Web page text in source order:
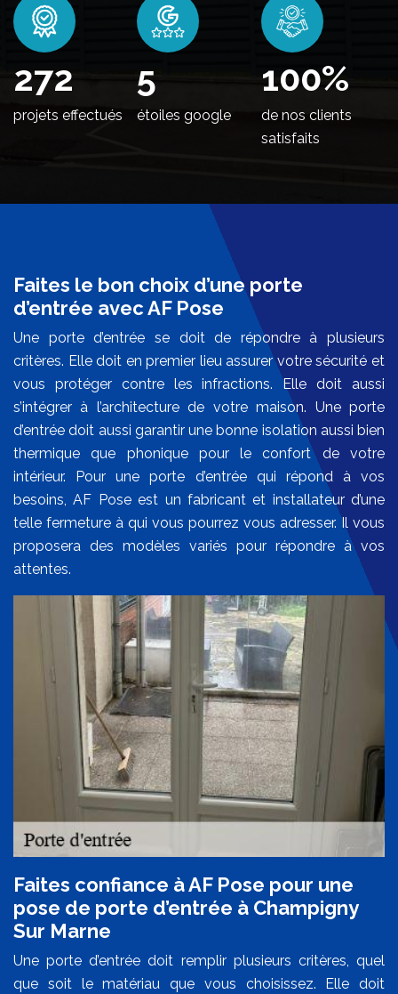
332
projets effectués
5
étoiles google
100%
de nos clients
satisfaits
Faites le bon choix d’une porte
d’entrée avec AF Pose
Une porte d’entrée se doit de répondre à plusieurs
critères. Elle doit en premier lieu assurer votre sécurité et
vous protéger contre les infractions. Elle doit aussi
s’intégrer à l’architecture de votre maison. Une porte
d’entrée doit aussi garantir une bonne isolation aussi bien
thermique que phonique pour le confort de votre
intérieur. Pour une porte d’entrée qui répond à vos
besoins, AF Pose est un fabricant et installateur d’une
telle fermeture à qui vous pourrez vous adresser. Il vous
proposera des modèles variés pour répondre à vos
attentes.
Faites confiance à AF Pose pour une
pose de porte d’entrée à Champigny
Sur Marne
Une porte d’entrée doit remplir plusieurs critères, quel
que soit le matériau que vous choisissez. Elle doit